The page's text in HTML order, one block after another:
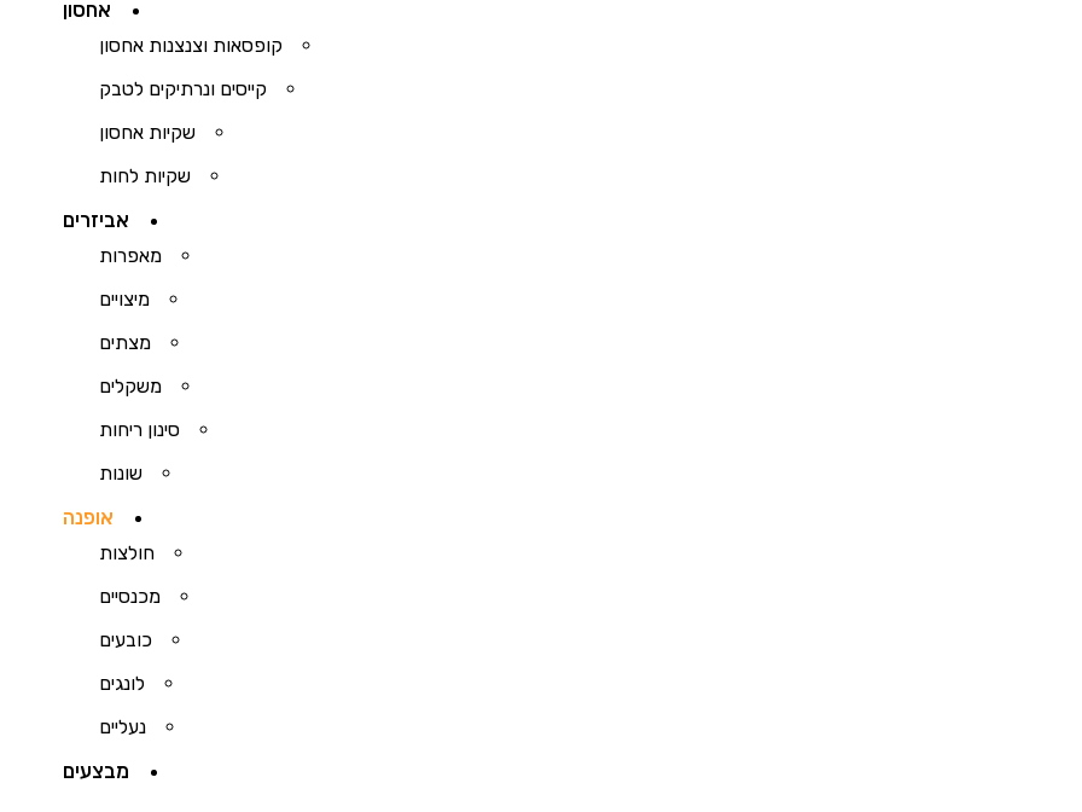
אחסון
קופסאות וצנצנות אחסון
קייסים ונרתיקים לטבק
שקיות אחסון
שקיות לחות
אביזרים
מאפרות
מיצויים
מצתים
משקלים
סינון ריחות
שונות
אופנה
חולצות
מכנסיים
כובעים
לונגים
נעליים
מבצעים